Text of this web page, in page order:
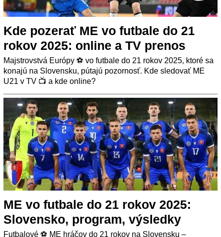
Kde pozerať ME vo futbale do 21
rokov 2025: online a TV prenos
Majstrovstvá Európy ⚽ vo futbale do 21 rokov 2025, ktoré sa
konajú na Slovensku, pútajú pozornosť. Kde sledovať ME
U21 v TV 📺 a kde online?
ME vo futbale do 21 rokov 2025:
Slovensko, program, výsledky
Futbalové ⚽ ME hráčov do 21 rokov na Slovensku –